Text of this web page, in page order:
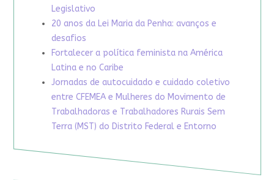
Legislativo
20 anos da Lei Maria da Penha: avanços e
desafios
Fortalecer a política feminista na América
Latina e no Caribe
Jornadas de autocuidado e cuidado coletivo
entre CFEMEA e Mulheres do Movimento de
Trabalhadoras e Trabalhadores Rurais Sem
Terra (MST) do Distrito Federal e Entorno